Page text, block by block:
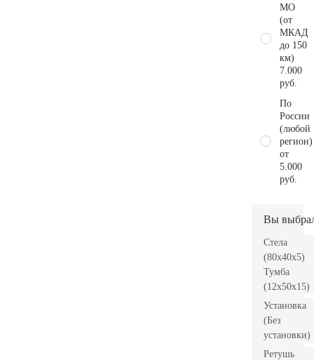
МО
(от
МКАД
до 150
км)
7.000
руб.
По
России
(любой
регион)
от
5.000
руб.
Вы
Стела
(80x40x5)
Тумба
(12x50x15)
Установка
(Без
установки)
Ретушь